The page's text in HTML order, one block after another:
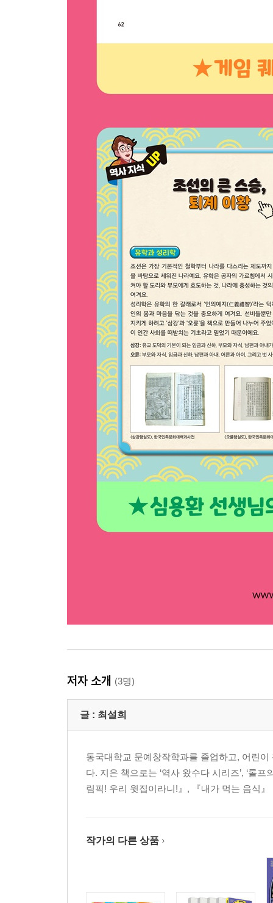
저자 소개 (3명)
글 : 최설희
동국대학교 문예창작학과를 졸업하고, 어린
다. 지은 책으로는 ‘역사 왔수다 시리즈’, ‘롤
림픽! 우리 윗집이라니!』, 『내가 먹는 음식
작가의 다른 상품